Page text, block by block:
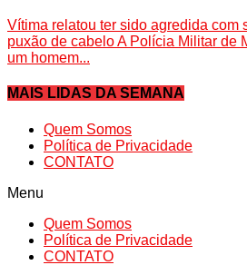
Vítima relatou ter sido agredida com
puxão de cabelo A Polícia Militar de
um homem...
MAIS LIDAS DA SEMANA
Quem Somos
Política de Privacidade
CONTATO
Menu
Quem Somos
Política de Privacidade
CONTATO